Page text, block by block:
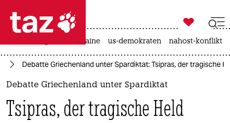
 taz zahl ich
taz zahl ich
politik

taz zahl ich
krieg in der ukraine us-demokraten nahost-konflikt
Debatte Griechenland unter Spardiktat: Tsipras, der tragische
Debatte Griechenland unter Spardiktat
Tsipras, der tragische Held